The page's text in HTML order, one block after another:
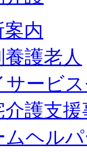
内
護老人
サービ
介護支
ムヘル